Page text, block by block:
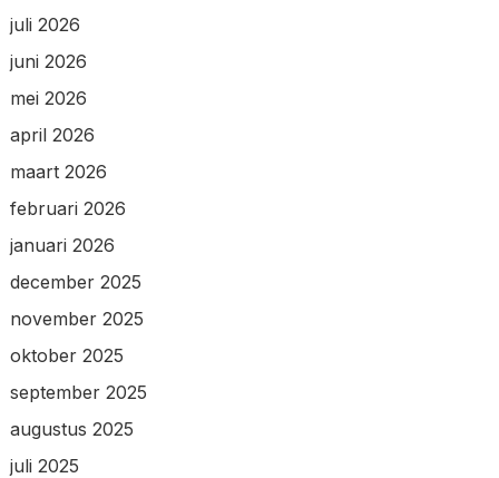
juli 2026
juni 2026
mei 2026
april 2026
maart 2026
februari 2026
januari 2026
december 2025
november 2025
oktober 2025
september 2025
augustus 2025
juli 2025